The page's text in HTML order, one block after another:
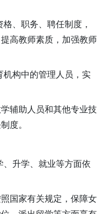
、职务、聘任制度，
高教师素质，加强教师
机构中的管理人员，实
辅助人员和其他专业技
度。
升学、就业等方面依
国家有关规定，保障女